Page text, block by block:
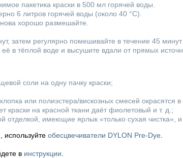
пакетика краски в 500 мл горячей воды.
6 литров горячей воды (около 40 °C).
хорошо размешайте.
затем регулярно помешивайте в течение 45
в тёплой воде и высушите вдали от прямых
соли на одну пачку краски;
или полиэстера/вискозных смесей окрасятся
краски на красной ткани даёт фиолетовый и т. д.;
отделкой, имеющие ярлык «только сухая чистка»,
используйте обесцвечиватели DYLON Pre-Dye
в инструкции